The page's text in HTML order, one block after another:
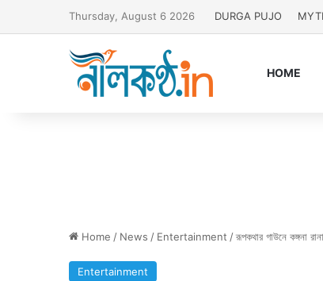
Thursday, August 6 2026 DURGA PUJO
HOME
Home / News / Entertainment /রূপকথার গাউনে কঙ্গনা
Entertainment